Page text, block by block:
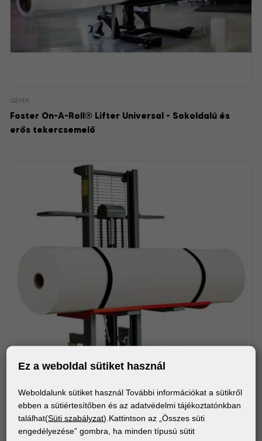
GÉPEK
Foster On-A-Roll® Lifter Universal - Sokoldalú és
erős tekercsemelő
GÉPEK
Foster On-A-Roll® Lifter Jumbo - Tekercsemelő
egykezelős használathoz
Ez a weboldal sütiket használ
Weboldalunk sütiket használ További információkat a sütikről
ebben a sütiértesítőben és az adatvédelmi tájékoztatónkban
találhat(Süti szabályzat).Kattintson az „Összes süti
engedélyezése” gombra, ha minden típusú sütit